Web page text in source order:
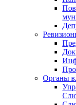
Органы